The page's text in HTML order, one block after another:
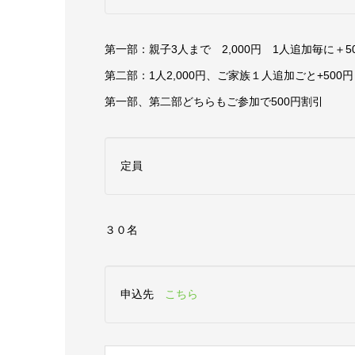
第一部：親子3人まで 2,000円 1人追加毎に＋
第二部：1人2,000円、ご家族１人追加ごと+500円
第一部、第二部どちらもご参加で500円割引
定員
３０名
申込先 こちら